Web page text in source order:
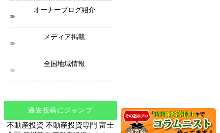
オーナーブログ紹介
メディア掲載
全国地域情報
過去投稿にジャンプ
不動産投資 不動産投資専門 富士